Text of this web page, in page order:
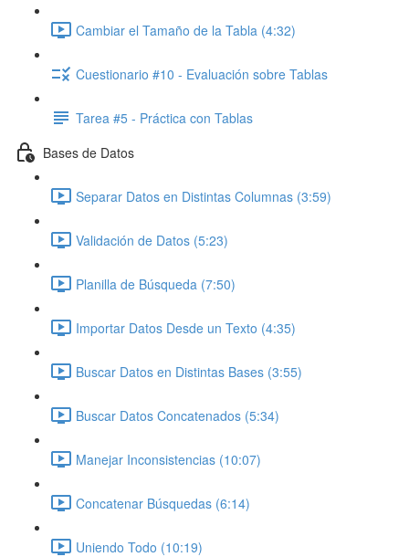
Cambiar el Tamaño de la Tabla (4:32)
Cuestionario #10 - Evaluación sobre Tablas
Tarea #5 - Práctica con Tablas
Bases de Datos
Separar Datos en Distintas Columnas (3:59)
Validación de Datos (5:23)
Planilla de Búsqueda (7:50)
Importar Datos Desde un Texto (4:35)
Buscar Datos en Distintas Bases (3:55)
Buscar Datos Concatenados (5:34)
Manejar Inconsistencias (10:07)
Concatenar Búsquedas (6:14)
Uniendo Todo (10:19)